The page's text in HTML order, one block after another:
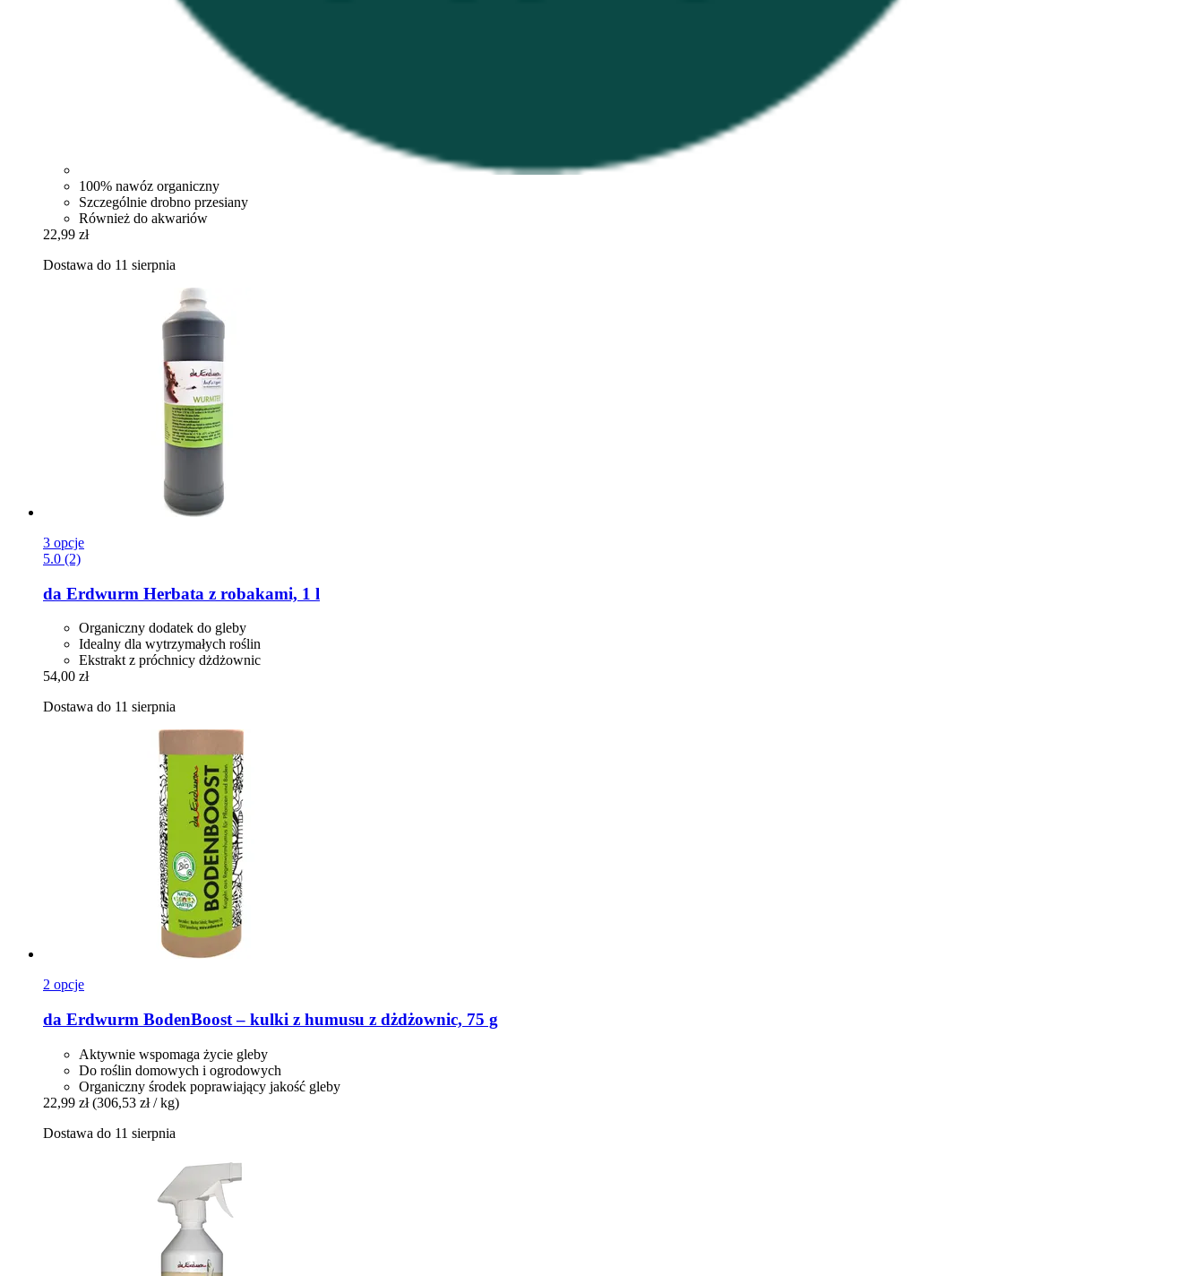
100% nawóz organiczny
Szczególnie drobno przesiany
Również do akwariów
22,99 zł
Dostawa do 11 sierpnia
3 opcje
5.0 (2)
da Erdwurm Herbata z robakami, 1 l
Organiczny dodatek do gleby
Idealny dla wytrzymałych roślin
Ekstrakt z próchnicy dżdżownic
54,00 zł
Dostawa do 11 sierpnia
2 opcje
da Erdwurm BodenBoost – kulki z humusu z dżdżownic, 75 g
Aktywnie wspomaga życie gleby
Do roślin domowych i ogrodowych
Organiczny środek poprawiający jakość gleby
22,99 zł (306,53 zł / kg)
Dostawa do 11 sierpnia